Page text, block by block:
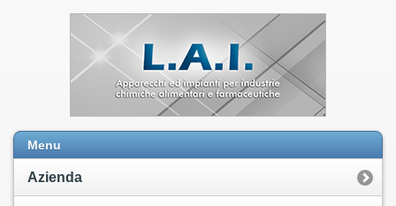
Menu
Azienda